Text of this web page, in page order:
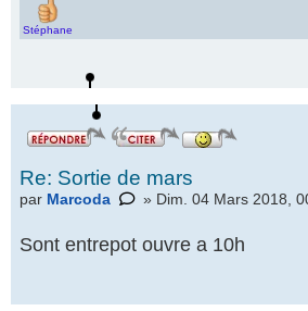
Stéphane
Re: Sortie de mars
par Marcoda » Dim. 04 Mars 2018,
Sont entrepot ouvre a 10h